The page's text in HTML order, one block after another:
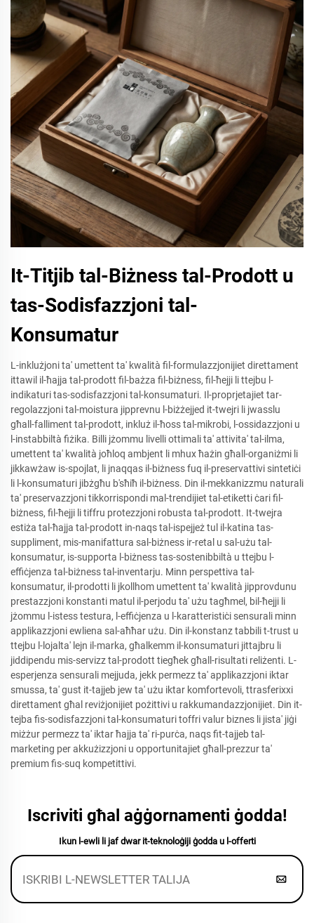
It-Titjib tal-Biżness tal-Prodott u
tas-Sodisfazzjoni tal-
Konsumatur
L-inklużjoni ta' umettent ta' kwalità fil-formulazzjonijiet direttament
ittawil il-ħajja tal-prodott fil-bażza fil-biżness, fil-ħejji li ttejbu l-
indikaturi tas-sodisfazzjoni tal-konsumaturi. Il-proprjetajiet tar-
regolazzjoni tal-moistura jipprevnu l-biżżejjed it-twejri li jwasslu
għall-falliment tal-prodott, inkluż il-ħoss tal-mikrobi, l-ossidazzjoni u
l-instabbiltà fiżika. Billi jżommu livelli ottimali ta' attivita' tal-ilma,
umettent ta' kwalità joħloq ambjent li mhux ħażin għall-organiżmi li
jikkawżaw is-spojlat, li jnaqqas il-biżness fuq il-preservattivi sintetiċi
li l-konsumaturi jibżgħu b'sħiħ il-biżness. Din il-mekkanizzmu naturali
ta' preservazzjoni tikkorrispondi mal-trendijiet tal-etiketti ċari fil-
biżness, fil-ħejji li tiffru protezzjoni robusta tal-prodott. It-twejra
estiża tal-ħajja tal-prodott in-naqs tal-ispejjeż tul il-katina tas-
suppliment, mis-manifattura sal-biżness ir-retal u sal-użu tal-
konsumatur, is-supporta l-biżness tas-sostenibbiltà u ttejbu l-
effiċjenza tal-biżness tal-inventarju. Minn perspettiva tal-
konsumatur, il-prodotti li jkollhom umettent ta' kwalità jipprovdunu
prestazzjoni konstanti matul il-perjodu ta' użu tagħmel, bil-ħejji li
jżommu l-istess testura, l-effiċjenza u l-karatteristiċi sensurali minn
applikazzjoni ewliena sal-aħħar użu. Din il-konstanz tabbili t-trust u
ttejbu l-lojalta' lejn il-marka, għalkemm il-konsumaturi jittajbru li
jiddipendu mis-servizz tal-prodott tiegħek għall-risultati reliżenti. L-
esperjenza sensurali mejjuda, jekk permezz ta' applikazzjoni iktar
smussa, ta' gust it-tajjeb jew ta' użu iktar komfortevoli, ttrasferixxi
direttament għal reviżjonijiet pożittivi u rakkumandazzjonijiet. Din it-
tejba fis-sodisfazzjoni tal-konsumaturi toffri valur biznes li jista' jiġi
miżżur permezz ta' iktar ħajja ta' ri-purċa, naqs fit-tajjeb tal-
marketing per akkużizzjoni u opportunitajiet għall-prezzur ta'
premium fis-suq kompetittivi.
Iscriviti għal aġġornamenti ġodda!
Ikun l-ewli li jaf dwar it-teknoloġiji ġodda u l-offerti